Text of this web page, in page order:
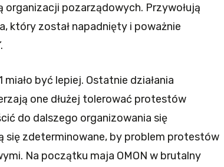
organizacji pozarządowych. Przywołują
który został napadnięty i poważnie
być lepiej. Ostatnie działania
one dłużej tolerować protestów
do dalszego organizowania się
się zdeterminowane, by problem protestów
Na początku maja OMON w brutalny